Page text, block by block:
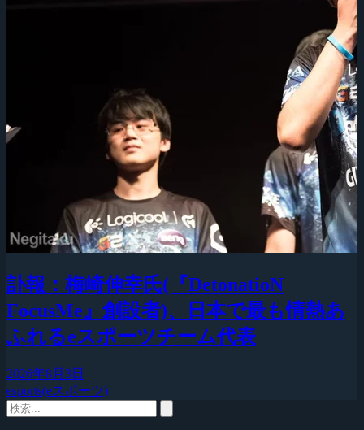
訃報：梅崎伸幸氏(『DetonatioN
FocusMe』創設者)、日本で最も情熱あ
ふれるeスポーツチーム代表
2026年8月3日
esports(eスポーツ)